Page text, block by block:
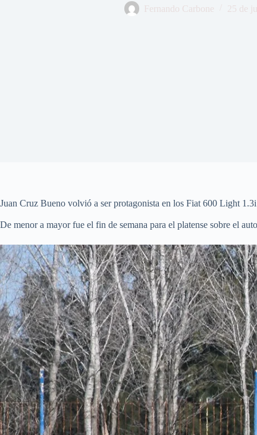
Fernando Carbone 25 de
Juan Cruz Bueno volvió a ser protagonista en los Fiat 600 Light
De menor a mayor fue el fin de semana para el platense sobre el